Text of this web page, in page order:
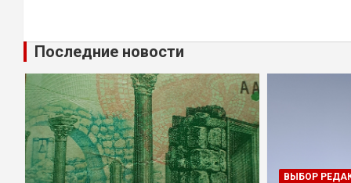
Последние новости
ВЫБОР